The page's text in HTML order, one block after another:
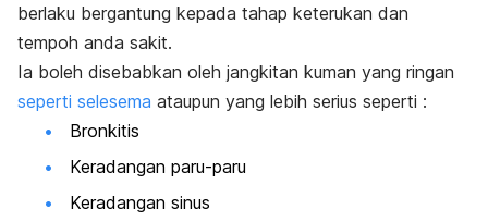
berlaku bergantung kepada tahap keterukan dan
tempoh anda sakit.
Ia boleh disebabkan oleh jangkitan kuman yang ringan
seperti selesema ataupun yang lebih serius seperti :
Bronkitis
Keradangan paru-paru
Keradangan sinus